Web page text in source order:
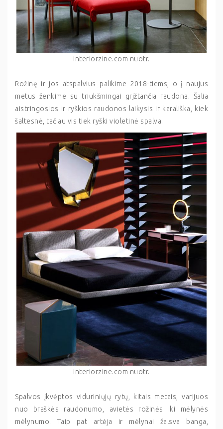
interiorzine.com nuotr.
Rožinę ir jos atspalvius palikime 2018-tiems, o į naujus
metus ženkime su triukšmingai grįžtančia raudona. Šalia
aistringosios ir ryškios raudonos laikysis ir karališka, kiek
šaltesnė, tačiau vis tiek ryški violetinė spalva.
interiorzine.com nuotr.
Spalvos įkvėptos viduriniųjų rytų, kitais metais, varijuos
nuo braškės raudonumo, avietės rožinės iki mėlynės
mėlynumo. Taip pat artėja ir mėlynai žalsva banga,